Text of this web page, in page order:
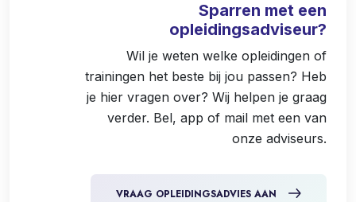
Sparren met een
opleidingsadviseur?
Wil je weten welke opleidingen of
trainingen het beste bij jou passen? Heb
je hier vragen over? Wij helpen je graag
verder. Bel, app of mail met een van
onze adviseurs.
VRAAG OPLEIDINGSADVIES AAN